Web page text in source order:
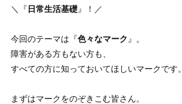
＼『 日常生活基礎』！／
今回のテーマは『色々なマーク 』。
障害がある方もない方も、
すべての方に知っておいてほしいマークです。
まずはマークをのぞきこむ皆さん。